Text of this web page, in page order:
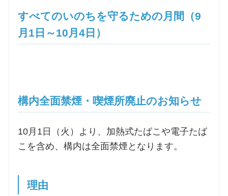
すべてのいのちを守るための月間（9
月1日～10月4日）
構内全面禁煙・喫煙所廃止のお知らせ
10月1日（火）より、加熱式たばこや電子たば
こを含め、構内は全面禁煙となります。
理由